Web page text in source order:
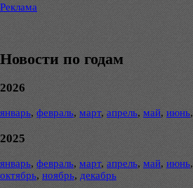
Реклама
Новости по годам
2026
январь, февраль, март, апрель, май, июнь,
2025
январь, февраль, март, апрель, май, июнь,
октябрь, ноябрь, декабрь